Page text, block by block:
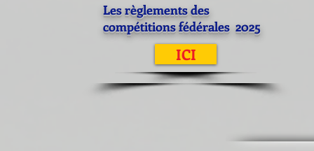
Les règlements des
compétitions fédérales 2025
ICI